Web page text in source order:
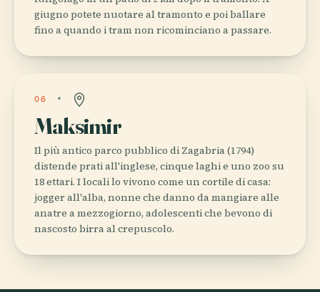
giugno potete nuotare al tramonto e poi ballare
fino a quando i tram non ricominciano a passare.
06
Maksimir
Il più antico parco pubblico di Zagabria (1794)
distende prati all'inglese, cinque laghi e uno zoo su
18 ettari. I locali lo vivono come un cortile di casa:
jogger all'alba, nonne che danno da mangiare alle
anatre a mezzogiorno, adolescenti che bevono di
nascosto birra al crepuscolo.